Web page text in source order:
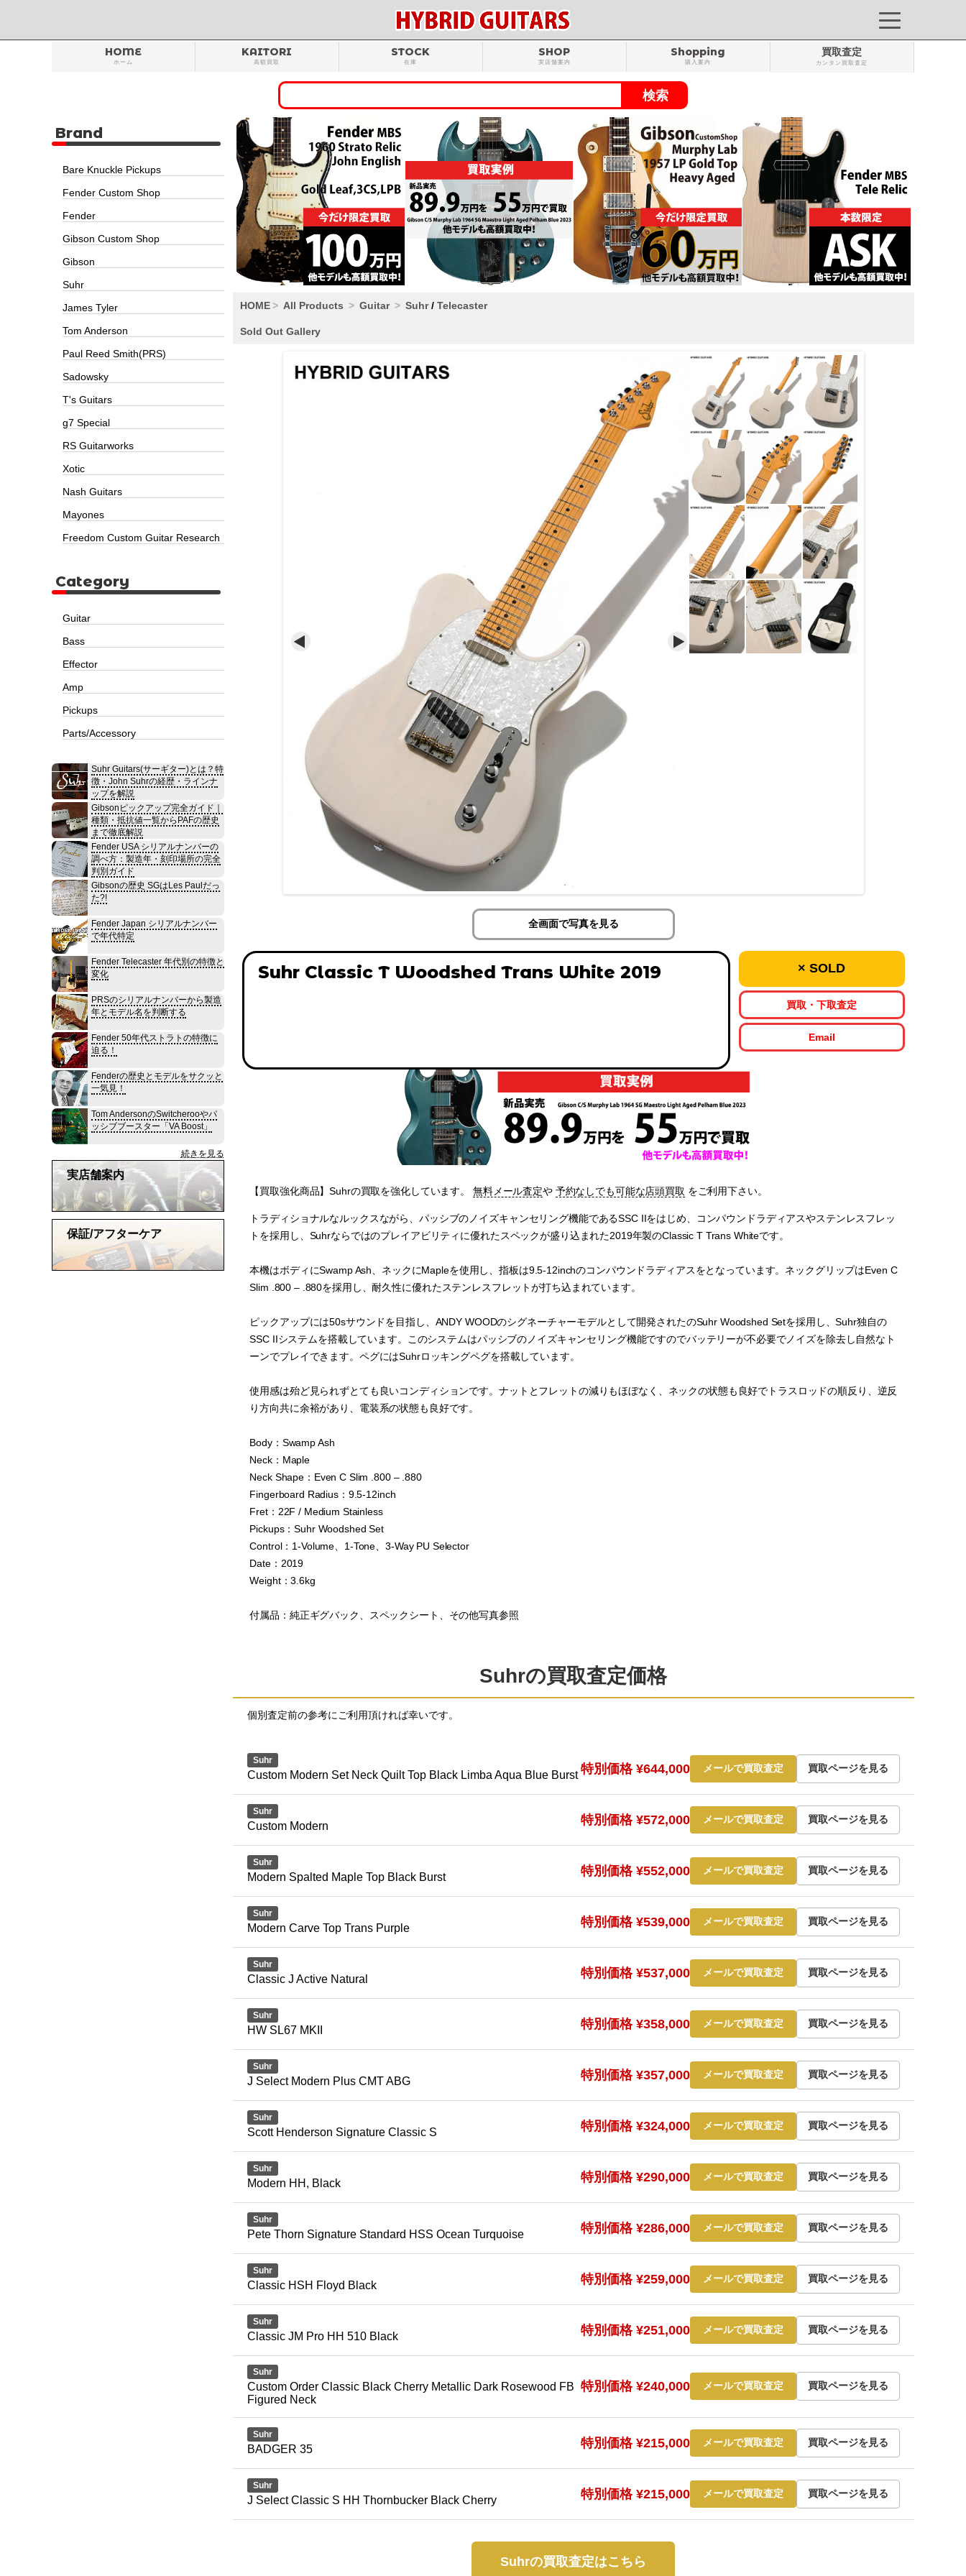
HOME
ホーム
KAITORI
高額買取
STOCK
在庫
SHOP
実店舗案内
Shopping
購入案内
買取査定
カンタン買取査定
HOME All Products Guitar Suhr / Telecaster
Sold Out Gallery
全画面で写真を見る
Suhr Classic T Woodshed Trans White 2019 × SOLD
買取・下取査定
Email
【買取強化商品】Suhrの買取を強化しています。 無料メール査定や 予約なしでも可能な店頭買取 をご利用下さい。
トラディショナルなルックスながら、パッシブのノイズキャンセリング機能であるSSC IIをはじめ、コンパウンドラディアスやステンレスフレッ
トを採用し、Suhrならではのプレイアビリティに優れたスペックが盛り込まれた2019年製のClassic T Trans Whiteです。
本機はボディにSwamp Ash、ネックにMapleを使用し、指板は9.5-12inchのコンパウンドラディアスをとなっています。ネックグリップはEven C
Slim .800 – .880を採用し、耐久性に優れたステンレスフレットが打ち込まれています。
ピックアップには50sサウンドを目指し、ANDY WOODのシグネーチャーモデルとして開発されたのSuhr Woodshed Setを採用し、Suhr独自の
SSC IIシステムを搭載しています。このシステムはパッシブのノイズキャンセリング機能ですのでバッテリーが不必要でノイズを除去し自然なト
ーンでプレイできます。ペグにはSuhrロッキングペグを搭載しています。
使用感は殆ど見られずとても良いコンディションです。ナットとフレットの減りもほぼなく、ネックの状態も良好でトラスロッドの順反り、逆反
り方向共に余裕があり、電装系の状態も良好です。
Body：Swamp Ash
Neck：Maple
Neck Shape：Even C Slim .800 – .880
Fingerboard Radius：9.5-12inch
Fret：22F / Medium Stainless
Pickups：Suhr Woodshed Set
Control：1-Volume、1-Tone、3-Way PU Selector
Date：2019
Weight：3.6kg
付属品：純正ギグバック、スペックシート、その他写真参照
Suhrの買取査定価格
個別査定前の参考にご利用頂ければ幸いです。
Suhr
Custom Modern Set Neck Quilt Top Black Limba Aqua Blue Burst 特別価格 ¥644,000 メールで買取査定 買取ページを見る
Suhr
Custom Modern 特別価格 ¥572,000 メールで買取査定 買取ページを見る
Suhr
Modern Spalted Maple Top Black Burst 特別価格 ¥552,000 メールで買取査定 買取ページを見る
Suhr
Modern Carve Top Trans Purple 特別価格 ¥539,000 メールで買取査定 買取ページを見る
Suhr
Classic J Active Natural 特別価格 ¥537,000 メールで買取査定 買取ページを見る
Suhr
HW SL67 MKII 特別価格 ¥358,000 メールで買取査定 買取ページを見る
Suhr
J Select Modern Plus CMT ABG 特別価格 ¥357,000 メールで買取査定 買取ページを見る
Suhr
Scott Henderson Signature Classic S 特別価格 ¥324,000 メールで買取査定 買取ページを見る
Suhr
Modern HH, Black 特別価格 ¥290,000 メールで買取査定 買取ページを見る
Suhr
Pete Thorn Signature Standard HSS Ocean Turquoise 特別価格 ¥286,000 メールで買取査定 買取ページを見る
Suhr
Classic HSH Floyd Black 特別価格 ¥259,000 メールで買取査定 買取ページを見る
Suhr
Classic JM Pro HH 510 Black 特別価格 ¥251,000 メールで買取査定 買取ページを見る
Suhr
Custom Order Classic Black Cherry Metallic Dark Rosewood FB
Figured Neck
特別価格 ¥240,000 メールで買取査定 買取ページを見る
Suhr
BADGER 35 特別価格 ¥215,000 メールで買取査定 買取ページを見る
Suhr
J Select Classic S HH Thornbucker Black Cherry 特別価格 ¥215,000 メールで買取査定 買取ページを見る
Suhrの買取査定はこちら
Brand
Bare Knuckle Pickups
Fender Custom Shop
Fender
Gibson Custom Shop
Gibson
Suhr
James Tyler
Tom Anderson
Paul Reed Smith(PRS)
Sadowsky
T's Guitars
g7 Special
RS Guitarworks
Xotic
Nash Guitars
Mayones
Freedom Custom Guitar Research
Category
Guitar
Bass
Effector
Amp
Pickups
Parts/Accessory
Suhr Guitars(サーギター)とは？特
徴・John Suhrの経歴・ラインナ
ップを解説
Gibsonピックアップ完全ガイド｜
種類・抵抗値一覧からPAFの歴史
まで徹底解説
Fender USA シリアルナンバーの
調べ方：製造年・刻印場所の完全
判別ガイド
Gibsonの歴史 SGはLes Paulだっ
た?!
Fender Japan シリアルナンバー
で年代特定
Fender Telecaster 年代別の特徴と
変化
PRSのシリアルナンバーから製造
年とモデル名を判断する
Fender 50年代ストラトの特徴に
迫る！
Fenderの歴史とモデルをサクッと
一気見！
Tom AndersonのSwitcherooやパ
ッシブブースター「VA Boost」
続きを見る
実店舗案内
保証/アフターケア